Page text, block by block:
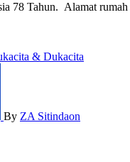
78 Tahun. Alamat
& Dukacita
By ZA Sitindaon